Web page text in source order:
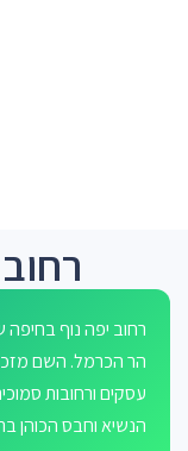
רחוב יפה נוף
עסקים ורחובות
הנשיא וחבס הכוהן